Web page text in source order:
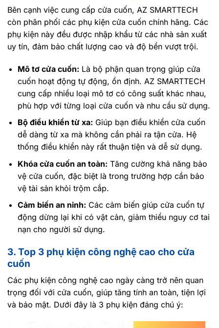
Bên cạnh việc cung cấp cửa cuốn, AZ SMARTTECH
còn phân phối các phụ kiện cửa cuốn chính hãng. Các
phụ kiện này đều được nhập khẩu từ các nhà sản xuất
uy tín, đảm bảo chất lượng cao và độ bền vượt trội.
Mô tơ cửa cuốn: Là bộ phận quan trọng giúp cửa
cuốn hoạt động tự động, ổn định. AZ SMARTTECH
cung cấp nhiều loại mô tơ có công suất khác nhau,
phù hợp với từng loại cửa cuốn và nhu cầu sử dụng.
Bộ điều khiển từ xa: Giúp bạn điều khiển cửa cuốn
dễ dàng từ xa mà không cần phải ra tận cửa. Hệ
thống điều khiển này rất thuận tiện và dễ sử dụng.
Khóa cửa cuốn an toàn: Tăng cường khả năng bảo
vệ cửa cuốn, đặc biệt là trong trường hợp cần bảo
vệ tài sản khỏi trộm cắp.
Cảm biến an ninh: Các cảm biến giúp cửa cuốn tự
động dừng lại khi có vật cản, giảm thiểu nguy cơ tai
nạn cho người sử dụng.
3. Top 3 phụ kiện công nghệ cao cho cửa
cuốn
Các phụ kiện công nghệ cao ngày càng trở nên quan
trọng đối với cửa cuốn, giúp tăng tính an toàn, tiện lợi
và bảo mật. Dưới đây là 3 phụ kiện đáng chú ý: